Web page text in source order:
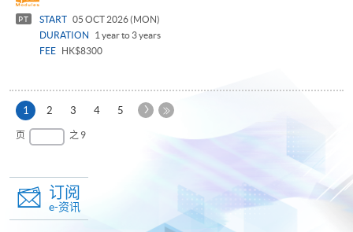
PT START 05 OCT 2026 (MON)
DURATION
1 year to 3 years
FEE
HK$8300
1 本
页
2 3 4 5
下
页 之 9
订阅
e-资讯